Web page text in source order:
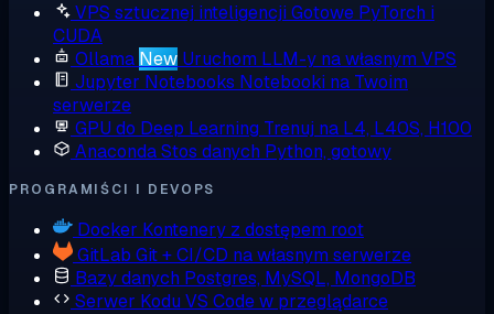
VPS sztucznej inteligencji Gotowe PyTorch i
CUDA
Ollama New Uruchom LLM-y na własnym VPS
Jupyter Notebooks Notebooki na Twoim
serwerze
GPU do Deep Learning Trenuj na L4, L40S, H100
AnacondaStos danych Python, gotowy
PROGRAMIŚCI I DEVOPS
Docker Kontenery z dostępem root
GitLab Git + CI/CD na własnym serwerze
Bazy danych Postgres, MySQL, MongoDB
Serwer Kodu VS Code w przeglądarce